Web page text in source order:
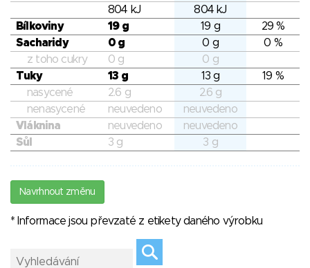
804 kJ
804 kJ
Bílkoviny
19 g 19 g
29 %
Sacharidy
0 g 0 g
0 %
z toho cukry
0 g
0 g
Tuky
13 g 13 g
19 %
nasycené
2.6 g
2.6 g
nenasycené
neuvedeno
neuvedeno
Vláknina
neuvedeno
neuvedeno
Sůl
3 g 3 g
Navrhnout změnu
* Informace jsou převzaté z etikety daného výrobku